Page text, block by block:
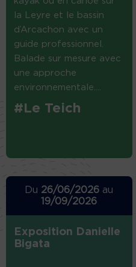
la Leyre et le bassin
d’Arcachon avec un
guide professionnel.
Balade sur mesure avec
une approche
environnementale....
#Le Teich
Du 26/06/2026 au
19/09/2026
Exposition Danielle
Bigata